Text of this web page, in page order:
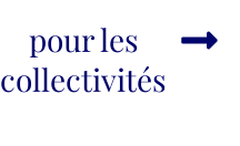
pour les
collectivités